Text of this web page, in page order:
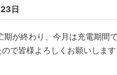
日
期が終わり、今月は充電期間
で皆様よろしくお願いします